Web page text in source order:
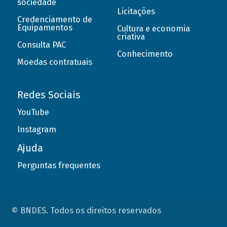
sociedade
Credenciamento de
Equipamentos
Consulta PAC
Moedas contratuais
Licitações
Cultura e economia
criativa
Conhecimento
Redes Sociais
YouTube
Instagram
Ajuda
Perguntas frequentes
© BNDES. Todos os direitos reservados